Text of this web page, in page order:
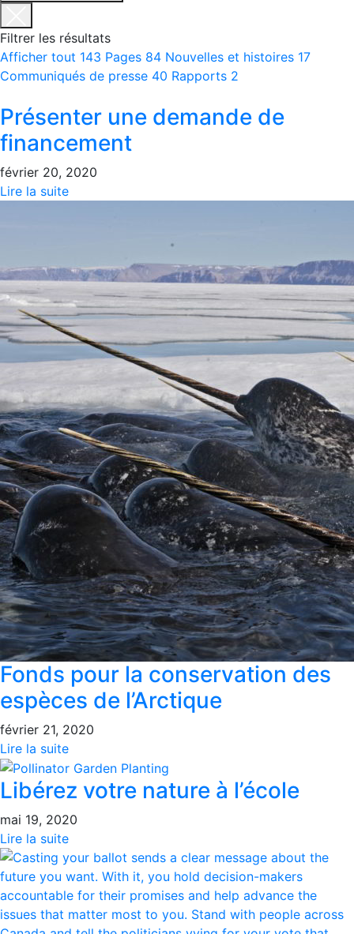
Filtrer les résultats
Afficher tout 143 Pages 84 Nouvelles et histoires 17
Communiqués de presse 40 Rapports 2
Présenter une demande de
financement
février 20, 2020
Lire la suite
Fonds pour la conservation des
espèces de l’Arctique
février 21, 2020
Lire la suite
Libérez votre nature à l’école
mai 19, 2020
Lire la suite